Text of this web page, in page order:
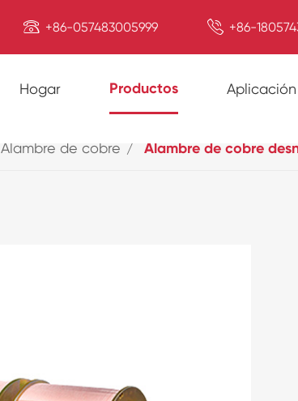
 +86-057483005999  +86-
Hogar Productos Aplicación
Alambre de cobre Alambre de cobre